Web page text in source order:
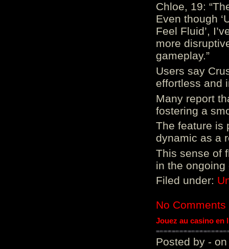
Chloe, 19:
Even though
Feel Fluid’,
more
gameplay.”
Users say
effortless and
Many report
fostering a
The feature is
dynamic as a
This sense of
in the ongoing
Filed under:
No Comments
Jouez au casino en
Posted by - on